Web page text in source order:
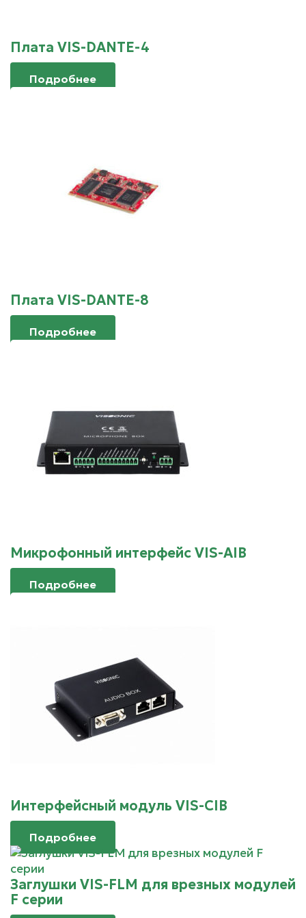
Плата VIS-DANTE-4
Подробнее
Плата VIS-DANTE-8
Подробнее
Микрофонный интерфейс VIS-AIB
Подробнее
Интерфейсный модуль VIS-CIB
Подробнее
Заглушки VIS-FLM для врезных модулей
F серии